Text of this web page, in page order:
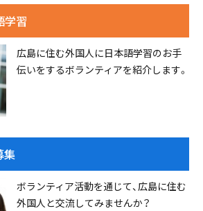
学習
広島に住む外国人に日本語学習のお手
伝いをするボランティアを紹介します。
集
ボランティア活動を通じて、広島に住む
外国人と交流してみませんか？